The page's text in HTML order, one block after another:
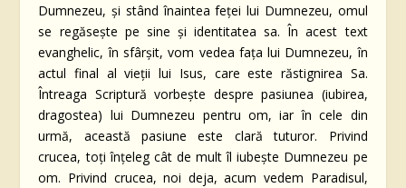
Dumnezeu, și stând înaintea feței lui Dumnezeu, omul
se regăsește pe sine și identitatea sa. În acest text
evanghelic, în sfârșit, vom vedea fața lui Dumnezeu, în
actul final al vieții lui Isus, care este răstignirea Sa.
Întreaga Scriptură vorbește despre pasiunea (iubirea,
dragostea) lui Dumnezeu pentru om, iar în cele din
urmă, această pasiune este clară tuturor. Privind
crucea, toți înțeleg cât de mult îl iubește Dumnezeu pe
om. Privind crucea, noi deja, acum vedem Paradisul,